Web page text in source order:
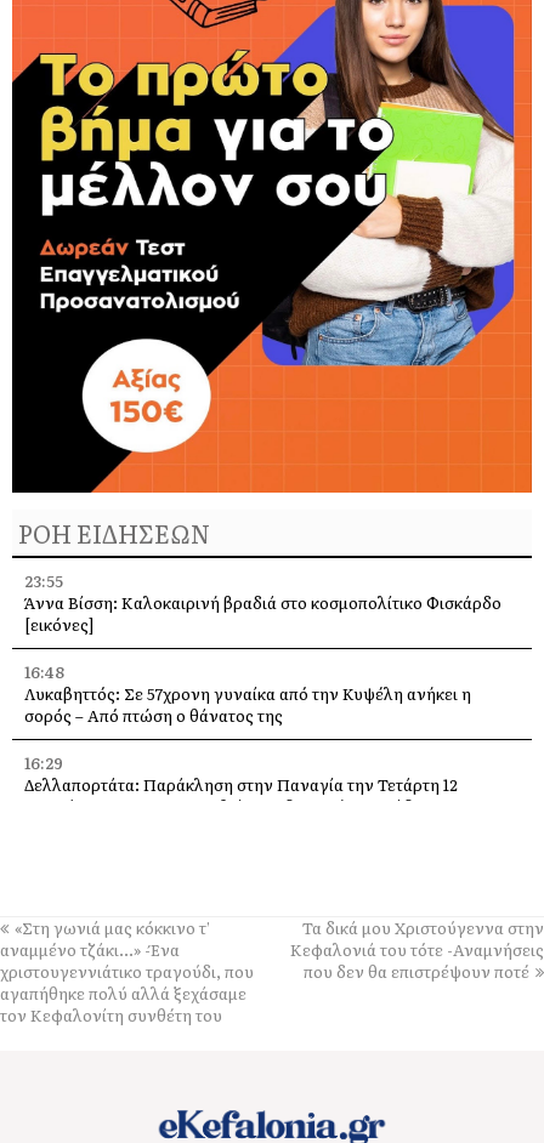
ΡΟΗ ΕΙΔΗΣΕΩΝ
23:55
Άννα Βίσση: Καλοκαιρινή βραδιά στο κοσμοπολίτικο Φισκάρδο
[εικόνες]
16:48
Λυκαβηττός: Σε 57χρονη γυναίκα από την Κυψέλη ανήκει η
σορός – Από πτώση ο θάνατος της
16:29
Δελλαπορτάτα: Παράκληση στην Παναγία την Τετάρτη 12
Αυγούστου –Θα προσφερθεί παραδοσιακή ριγανάδα
13:59
Απόψε τα εγκαίνια της έκθεσης του Κώστα Ευαγγελάτου στη
σύγχρονη πινακοθήκη “villa Ροδόπη”
«Στη γωνιά μας κόκκινο τ’
αναμμένο τζάκι…» -Ένα
χριστουγεννιάτικο τραγούδι, που
αγαπήθηκε πολύ αλλά ξεχάσαμε
τον Κεφαλονίτη συνθέτη του
Τα δικά μου Χριστούγεννα στην
Κεφαλονιά του τότε -Αναμνήσεις
που δεν θα επιστρέψουν ποτέ